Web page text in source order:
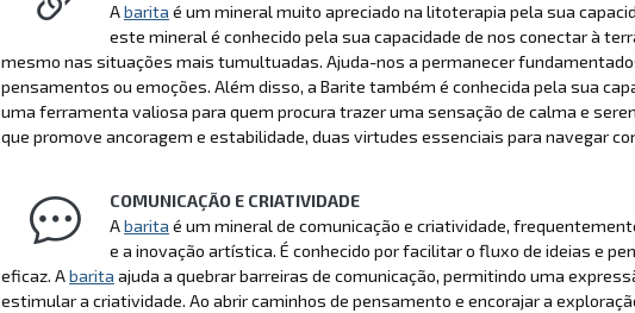
Abarita é um mineral muito apreciado na litoterapia pela sua
este mineral é conhecido pela sua capacidade de nos conectar à
mesmo nas situações mais tumultuadas. Ajuda-nos a permanecer
pensamentos ou emoções. Além disso, a Barite também é conhecida pela sua
uma ferramenta valiosa para quem procura trazer uma sensação de calma e
que promove ancoragem e estabilidade, duas virtudes essenciais para navegar
COMUNICAÇÃO E CRIATIVIDADE
Abarita é um mineral de comunicação e criatividade,
e a inovação artística. É conhecido por facilitar o fluxo de ideias e
eficaz. Abarita ajuda a quebrar barreiras de comunicação, permitindo uma
estimular a criatividade. Ao abrir caminhos de pensamento e encorajar a